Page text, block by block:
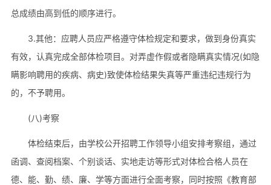
总成绩由高到低的顺序进行。
3.其他：应聘人员应严格遵守体检规定和要求，做到身份真实
有效，认真完成全部体检项目。对弄虚作假或者隐瞒真实情况(如隐
瞒影响聘用的疾病、病史)致使体检结果失真等严重违纪违规行为
的，不予聘用。
(八)考察
体检结束后，由学校公开招聘工作领导小组安排考察组，通过
函调、查阅档案、个别谈话、实地走访等形式对体检合格人员在
德、能、勤、绩、廉、学等方面进行全面考察，同时按照《教育部